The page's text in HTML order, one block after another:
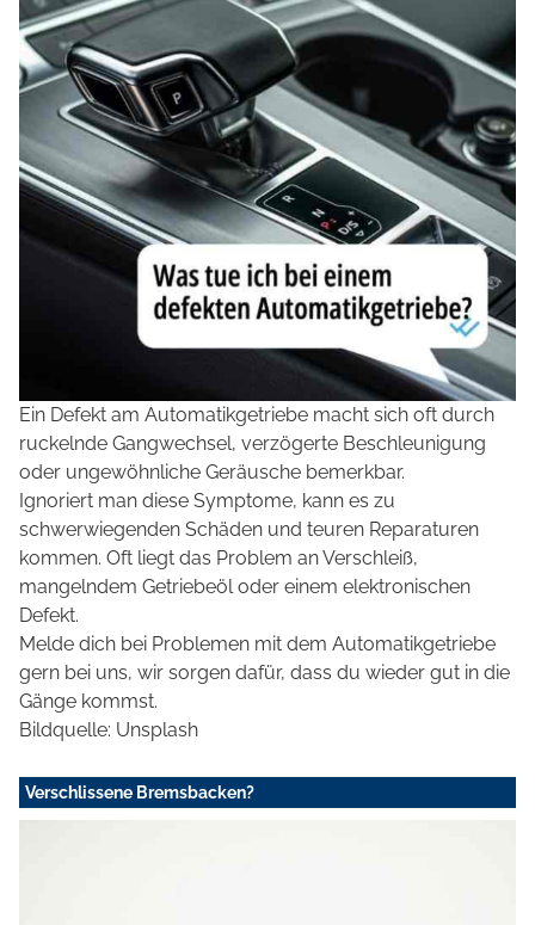
Ein Defekt am Automatikgetriebe macht sich oft durch
ruckelnde Gangwechsel, verzögerte Beschleunigung
oder ungewöhnliche Geräusche bemerkbar.
Ignoriert man diese Symptome, kann es zu
schwerwiegenden Schäden und teuren Reparaturen
kommen. Oft liegt das Problem an Verschleiß,
mangelndem Getriebeöl oder einem elektronischen
Defekt.
Melde dich bei Problemen mit dem Automatikgetriebe
gern bei uns, wir sorgen dafür, dass du wieder gut in die
Gänge kommst.
Bildquelle: Unsplash
Verschlissene Bremsbacken?